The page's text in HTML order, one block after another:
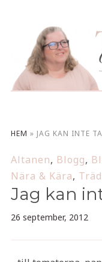
HEM » JAG KAN INTE
Altanen, Blogg,
Nära & Kära,
Jag kan
26 september, 2012